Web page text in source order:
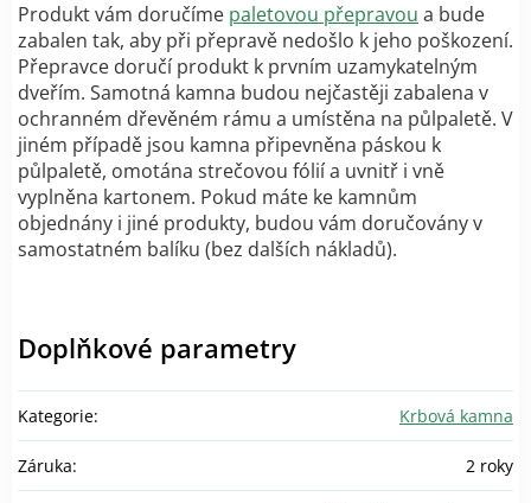
Produkt vám doručíme paletovou přepravou a bude
zabalen tak, aby při přepravě nedošlo k jeho poškození.
Přepravce doručí produkt k prvním uzamykatelným
dveřím. Samotná kamna budou nejčastěji zabalena v
ochranném dřevěném rámu a umístěna na půlpaletě. V
jiném případě jsou kamna připevněna páskou k
půlpaletě, omotána strečovou fólií a uvnitř i vně
vyplněna kartonem. Pokud máte ke kamnům
objednány i jiné produkty, budou vám doručovány v
samostatném balíku (bez dalších nákladů).
Doplňkové parametry
Kategorie: Krbová kamna
Záruka: 2 roky